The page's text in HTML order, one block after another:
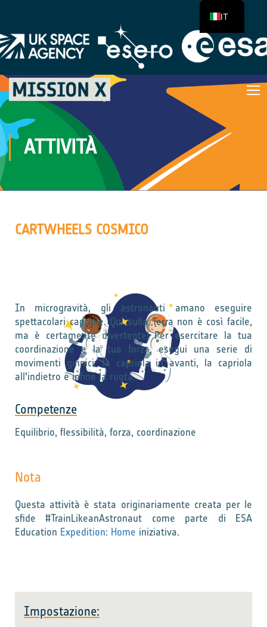
ATTIVITÀ
CARTWHEELS COSMICO
In microgravità, gli astronauti amano eseguire
spettacolari capriole. Qui sulla Terra non è così facile,
ma è certamente divertente! Per esercitare la tua
coordinazione e la tua forza, esegui una serie di
movimenti ginnici: la capriola in avanti, la capriola
all'indietro e infine la ruota.
Competenze
Equilibrio, flessibilità, forza, coordinazione
Nota
Questa attività è stata originariamente creata per le
sfide #TrainLikeanAstronaut come parte di ESA
Education Expedition: Home iniziativa.
Impostazione:
IT